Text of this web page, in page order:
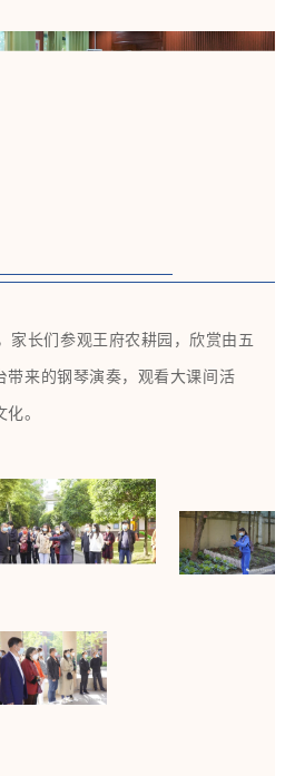
家长们参观王府农耕园，欣赏由五
带来的钢琴演奏，观看大课间活
。